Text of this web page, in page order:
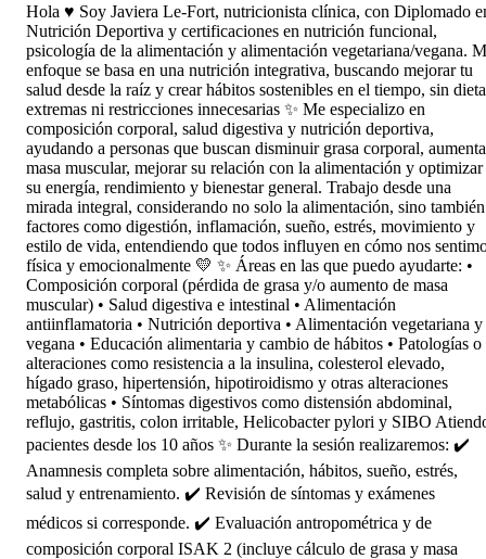
Hola ♥️ Soy Javiera Le-Fort, nutricionista clínica, con Diplomado
Nutrición Deportiva y certificaciones en nutrición funcional,
psicología de la alimentación y alimentación vegetariana/vegana.
enfoque se basa en una nutrición integrativa, buscando mejorar tu
salud desde la raíz y crear hábitos sostenibles en el tiempo, sin
extremas ni restricciones innecesarias ✨ Me especializo en
composición corporal, salud digestiva y nutrición deportiva,
ayudando a personas que buscan disminuir grasa corporal,
masa muscular, mejorar su relación con la alimentación y optimizar
su energía, rendimiento y bienestar general. Trabajo desde una
mirada integral, considerando no solo la alimentación, sino también
factores como digestión, inflamación, sueño, estrés, movimiento y
estilo de vida, entendiendo que todos influyen en cómo nos
física y emocionalmente 💛 ✨ Áreas en las que puedo ayudarte: •
Composición corporal (pérdida de grasa y/o aumento de masa
muscular) • Salud digestiva e intestinal • Alimentación
antiinflamatoria • Nutrición deportiva • Alimentación vegetariana y
vegana • Educación alimentaria y cambio de hábitos • Patologías o
alteraciones como resistencia a la insulina, colesterol elevado,
hígado graso, hipertensión, hipotiroidismo y otras alteraciones
metabólicas • Síntomas digestivos como distensión abdominal,
reflujo, gastritis, colon irritable, Helicobacter pylori y SIBO
pacientes desde los 10 años ✨ Durante la sesión realizaremos: ✔️
Anamnesis completa sobre alimentación, hábitos, sueño, estrés,
salud y entrenamiento. ✔️ Revisión de síntomas y exámenes
médicos si corresponde. ✔️ Evaluación antropométrica y de
composición corporal ISAK 2 (incluye cálculo de grasa y masa